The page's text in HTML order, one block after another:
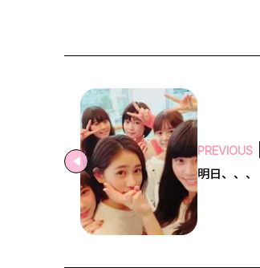
PREVIOUS
明日、、、